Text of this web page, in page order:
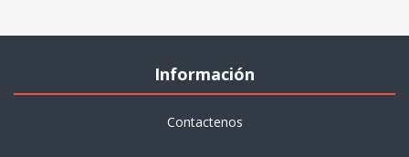
Información
Contactenos